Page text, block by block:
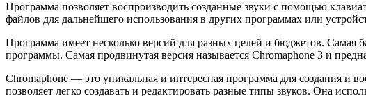
Программа позволяет воспроизводить созданные звуки с помощью
файлов для дальнейшего использования в других программах или
Программа имеет несколько версий для разных целей и бюджетов. Самая
программы. Самая продвинутая версия называется Chromaphone 3 и
Chromaphone — это уникальная и интересная программа для создания и
позволяет легко создавать и редактировать разные типы звуков. Она